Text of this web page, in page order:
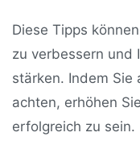
Diese Tipps
zu verbessern und
stärken. Indem Sie
achten, erhöhen
erfolgreich zu sein.